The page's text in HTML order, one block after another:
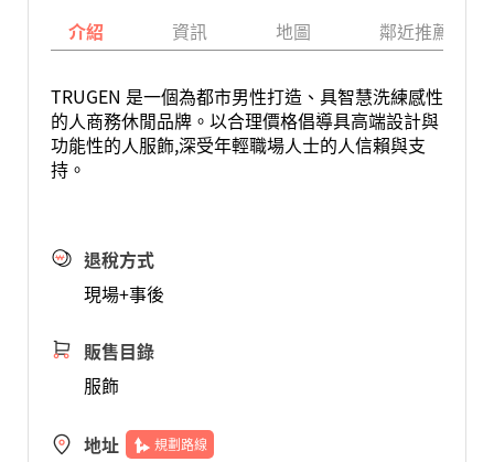
介紹 資訊 地圖 鄰近推薦景點
TRUGEN 是一個為都市男性打造、具智慧洗練感性
的人商務休閒品牌。以合理價格倡導具高端設計與
功能性的人服飾,深受年輕職場人士的人信賴與支
持。
退稅方式
現場+事後
販售目錄
服飾
地址 規劃路線